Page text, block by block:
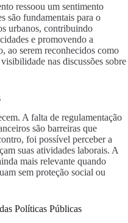
ressoou um sentimento
são fundamentais para o
urbanos, contribuindo
e promovendo a
ao serem reconhecidos como
nas discussões sobre
A falta de regulamentação
são barreiras que
foi possível perceber a
suas atividades laborais. A
mais relevante quando
sem proteção social ou
Políticas Públicas